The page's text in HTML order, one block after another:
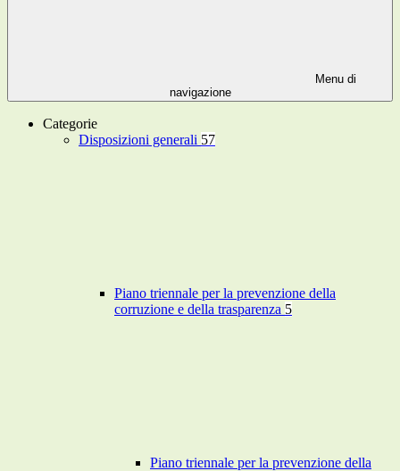
Menu di
navigazione
Categorie
Disposizioni generali 57
Piano triennale per la prevenzione della
corruzione e della trasparenza 5
Piano triennale per la prevenzione della